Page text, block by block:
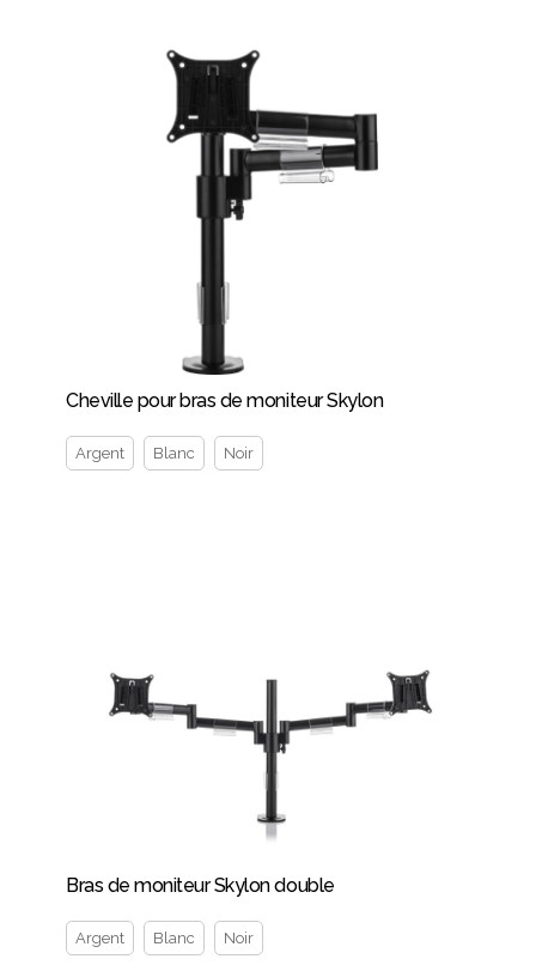
Cheville pour bras de moniteur Skylon
Argent Blanc Noir
Bras de moniteur Skylon double
Argent Blanc Noir